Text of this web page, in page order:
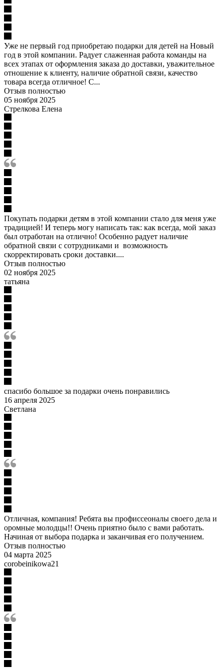
Уже не первый год приобретаю подарки для детей на Новый
год в этой компании. Радует слаженная работа команды на
всех этапах от оформления заказа до доставки, уважительное
отношение к клиенту, наличие обратной связи, качество
товара всегда отличное! С...
Отзыв полностью
05 ноября 2025
Стрелкова Елена
Покупать подарки детям в этой компании стало для меня уже
традицией! И теперь могу написать так: как всегда, мой заказ
был отработан на отлично! Особенно радует наличие
обратной связи с сотрудниками и возможность
скорректировать сроки доставки....
Отзыв полностью
02 ноября 2025
татьяна
спасибо большое за подарки очень понравились
16 апреля 2025
Светлана
Отличная, компания! Ребята вы профиссеоналы своего дела и
оромные молодцы!! Очень приятно было с вами работать.
Начиная от выбора подарка и заканчивая его получением.
Отзыв полностью
04 марта 2025
corobeinikowa21